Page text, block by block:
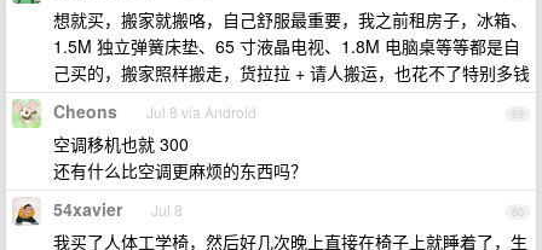
想就买，搬家就搬咯，自己舒服最重要，我之前租房子，冰箱、
1.5M 独立弹簧床垫、65 寸液晶电视、1.8M 电脑桌等等都是自
己买的，搬家照样搬走，货拉拉 + 请人搬运，也花不了特别多钱
59
Cheons Jul 8 via Android
空调移机也就 300
还有什么比空调更麻烦的东西吗？
60
54xavier Jul 8
我买了人体工学椅，然后好几次晚上直接在椅子上就睡着了，生